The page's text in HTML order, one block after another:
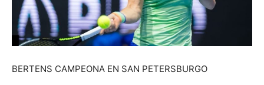
BERTENS CAMPEONA EN SAN PETERSBURGO